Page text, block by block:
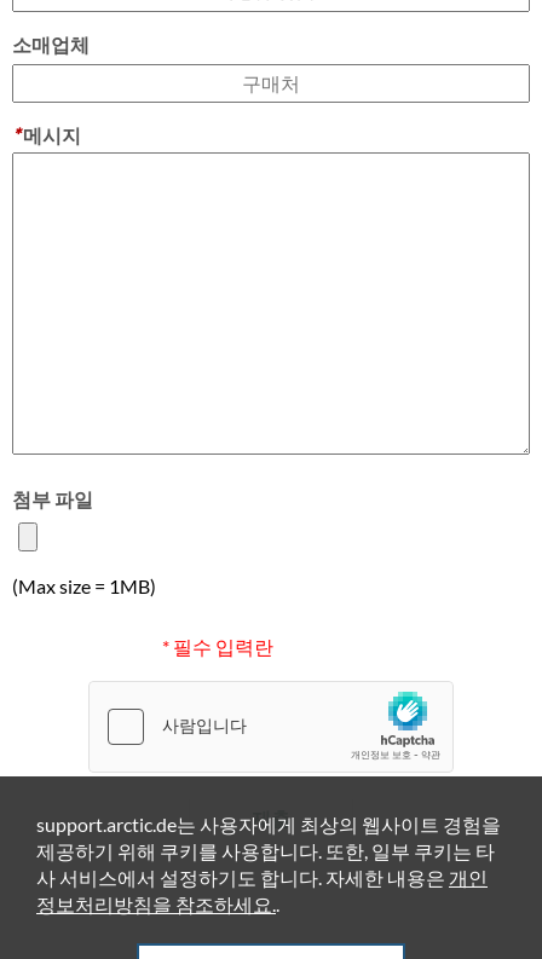
소매업체
*메시지
첨부 파일
(Max size = 1MB)
* 필수 입력란
제출
support.arctic.de는 사용자에게 최상의 웹사이트 경험을
제공하기 위해 쿠키를 사용합니다. 또한, 일부 쿠키는 타
사 서비스에서 설정하기도 합니다. 자세한 내용은 개인
정보처리방침을 참조하세요..